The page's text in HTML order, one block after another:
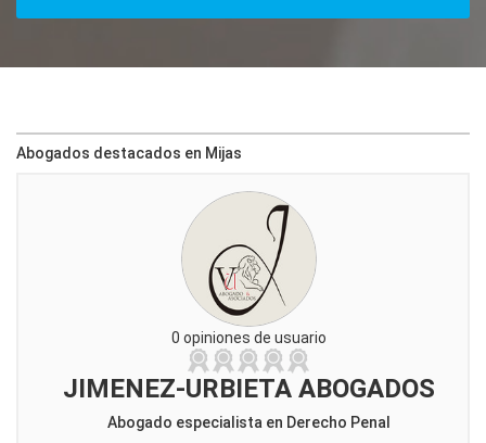
Abogados destacados en Mijas
0 opiniones de usuario
JIMENEZ-URBIETA ABOGADOS
Abogado especialista en Derecho Penal